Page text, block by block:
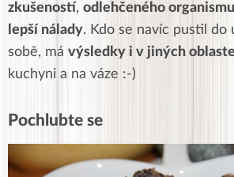
zkušeností, odlehčeného
lepší nálady. Kdo se navíc pustil do
sobě, má výsledky i v jiných
kuchyni a na váze :-)
Pochlubte se